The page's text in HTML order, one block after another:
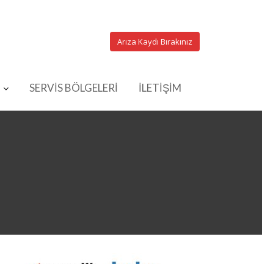
Arıza Kaydı Bırakınız
SERVİS BÖLGELERİ İLETİŞİM